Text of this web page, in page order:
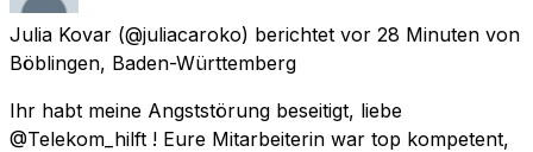
Julia Kovar (@juliacaroko) berichtet vor 28 Minuten von
Böblingen, Baden-Württemberg
Ihr habt meine Angststörung beseitigt, liebe
@Telekom_hilft ! Eure Mitarbeiterin war top kompetent,